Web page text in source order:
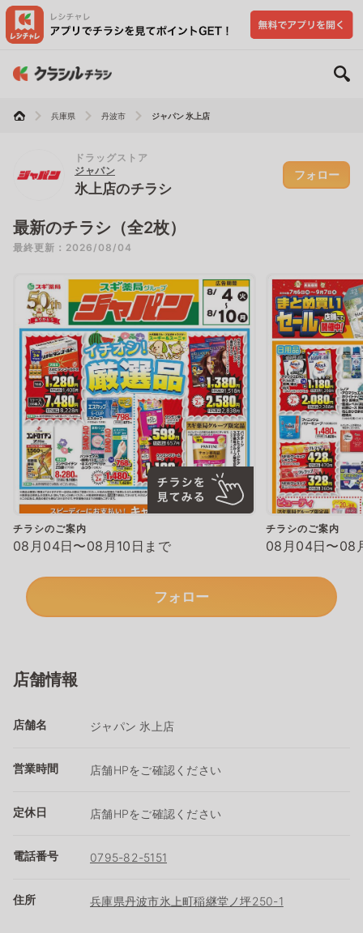
兵庫県 丹波市 ジャパン 氷上店
ドラッグストア
ジャパン
氷上店のチラシ
フォロー
最新のチラシ（全2枚）
最終更新：2026/08/04
チラシのご案内
08月04日〜08月10日まで
チラシのご案内
08月04日〜08
フォロー
店舗情報
店舗名 ジャパン 氷上店
営業時間 店舗HPをご確認ください
定休日 店舗HPをご確認ください
電話番号 0795-82-5151
住所 兵庫県丹波市氷上町稲継堂ノ坪250-1